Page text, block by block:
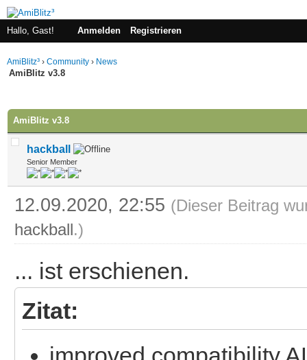
Hallo, Gast! Anmelden Registrieren
AmiBlitz³ › Community › News
AmiBlitz v3.8
AmiBlitz v3.8
hackball
Senior Member
12.09.2020, 22:55 (Dieser Beitrag
hackball.)
... ist erschienen.
Zitat: